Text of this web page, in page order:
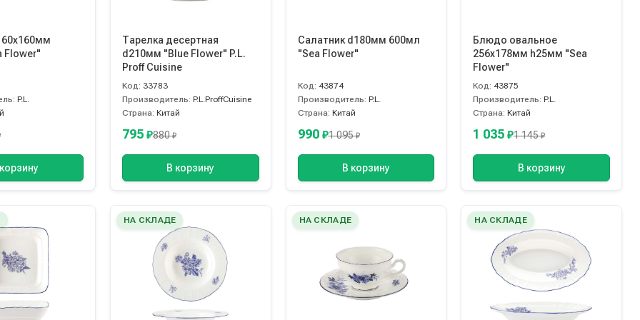
Flower"
P.L.
Тарелка десертная
d210мм "Blue Flower" P.L.
Proff Cuisine
Код: 33783
Производитель: P.L.ProffCuisine
Страна: Китай
795 ₽880₽
В корзину
Салатник d180мм 600мл
"Sea Flower"
Код: 43874
Производитель: P.L.
Страна: Китай
990 ₽1 095₽
В корзину
Блюдо овальное
256х178мм h25мм "Sea
Flower"
Код: 43875
Производитель:P.L.
Страна:Китай
1 035₽1 145₽
В корзину
НА СКЛАДЕ НА СКЛАДЕ НА СКЛАДЕ